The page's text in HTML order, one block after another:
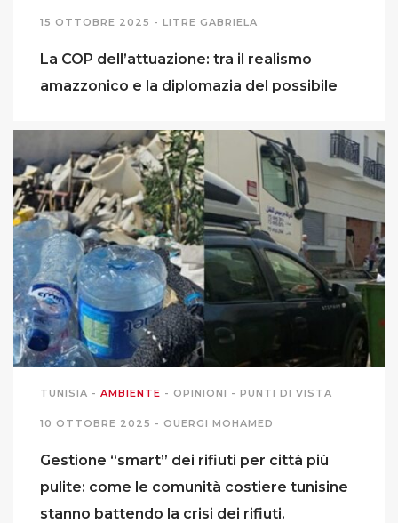
15 OTTOBRE 2025 - LITRE GABRIELA
La COP dell’attuazione: tra il realismo
amazzonico e la diplomazia del possibile
TUNISIA - AMBIENTE - OPINIONI - PUNTI DI VISTA
10 OTTOBRE 2025 - OUERGI MOHAMED
Gestione “smart” dei rifiuti per città più
pulite: come le comunità costiere tunisine
stanno battendo la crisi dei rifiuti.